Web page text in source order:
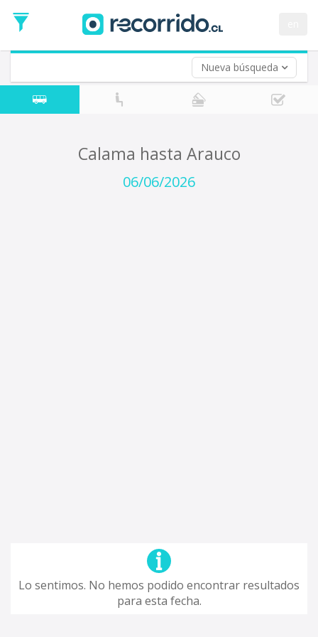
Nueva búsqueda
de
Ida
Vuelta (opcional)
Fecha
de
Calama hasta Arauco
06/06/2026
Lo sentimos. No hemos podido encontrar resultados
para esta fecha.